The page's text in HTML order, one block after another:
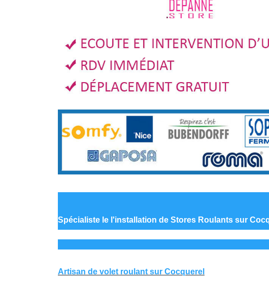
Spécialiste le l'installation de Stores Roulants sur
Artisan de volet roulant sur Cocquerel